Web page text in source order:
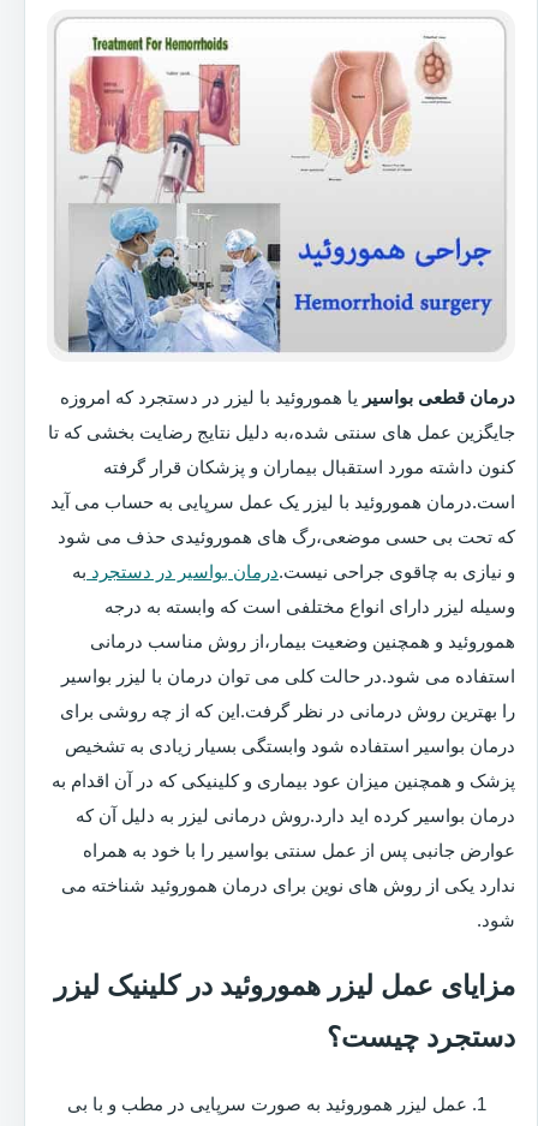
درمان قطعی بواسیر یا هموروئید با لیزر در دستجرد که امروزه
جایگزین عمل های سنتی شده،به دلیل نتایج رضایت بخشی که تا
کنون داشته مورد استقبال بیماران و پزشکان قرار گرفته
است.درمان هموروئید با لیزر یک عمل سرپایی به حساب می آید
که تحت بی حسی موضعی،رگ های هموروئیدی حذف می شود
و نیازی به چاقوی جراحی نیست.درمان بواسیر در دستجرد به
وسیله لیزر دارای انواع مختلفی است که وابسته به درجه
هموروئید و همچنین وضعیت بیمار،از روش مناسب درمانی
استفاده می شود.در حالت کلی می توان درمان با لیزر بواسیر
را بهترین روش درمانی در نظر گرفت.این که از چه روشی برای
درمان بواسیر استفاده شود وابستگی بسیار زیادی به تشخیص
پزشک و همچنین میزان عود بیماری و کلینیکی که در آن اقدام به
درمان بواسیر کرده اید دارد.روش درمانی لیزر به دلیل آن که
عوارض جانبی پس از عمل سنتی بواسیر را با خود به همراه
ندارد یکی از روش های نوین برای درمان هموروئید شناخته می
شود.
مزایای عمل لیزر هموروئید در کلینیک لیزر
دستجرد چیست؟
عمل لیزر هموروئید به صورت سرپایی در مطب و با بی